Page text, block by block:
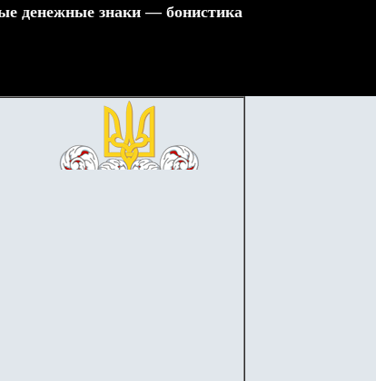
денежные знаки — бонистика